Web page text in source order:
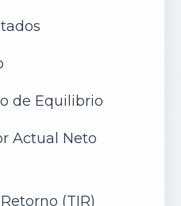
de Equilibrio
Actual Neto
(TIR)